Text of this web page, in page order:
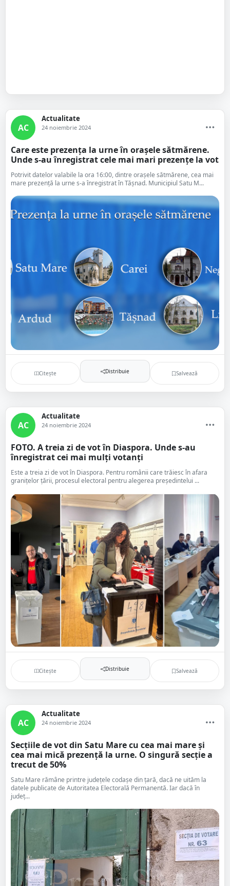
AC
Actualitate
24 noiembrie 2024
Care este prezența la urne în orașele sătmărene.
Unde s-au înregistrat cele mai mari prezențe la vot
Potrivit datelor valabile la ora 16:00, dintre orașele sătmărene, cea mai
mare prezență la urne s-a înregistrat în Tășnad. Municipiul Satu M...
Citește Distribuie Salvează
AC
Actualitate
24 noiembrie 2024
FOTO. A treia zi de vot în Diaspora. Unde s-au
înregistrat cei mai mulți votanți
Este a treia zi de vot în Diaspora. Pentru românii care trăiesc în afara
granițelor țării, procesul electoral pentru alegerea președintelui ...
Citește Distribuie Salvează
AC
Actualitate
24 noiembrie 2024
Secțiile de vot din Satu Mare cu cea mai mare și
cea mai mică prezență la urne. O singură secție a
trecut de 50%
Satu Mare rămâne printre județele codașe din țară, dacă ne uităm la
datele publicate de Autoritatea Electorală Permanentă. Iar dacă în
județ...